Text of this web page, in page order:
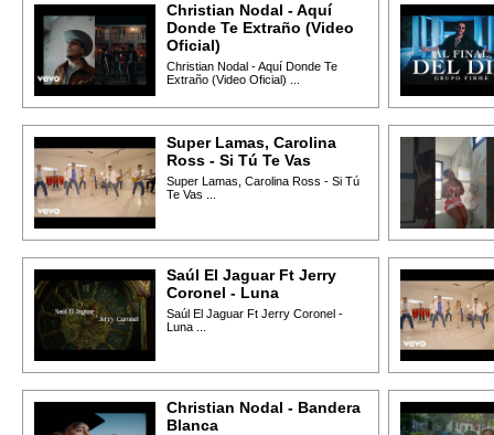
Christian Nodal - Aquí
Donde Te Extraño (Video
Oficial)
Christian Nodal - Aquí Donde Te
Extraño (Video Oficial) ...
Super Lamas, Carolina
Ross - Si Tú Te Vas
Super Lamas, Carolina Ross - Si Tú
Te Vas ...
Saúl El Jaguar Ft Jerry
Coronel - Luna
Saúl El Jaguar Ft Jerry Coronel -
Luna ...
Christian Nodal - Bandera
Blanca